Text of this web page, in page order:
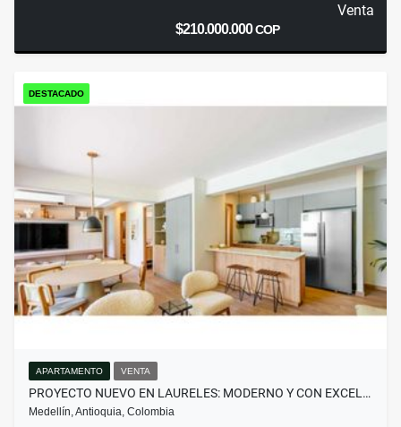
Venta
$210.000.000COP
DESTACADO
APARTAMENTO VENTA
PROYECTO NUEVO EN LAURELES: MODERNO Y CON EXCEL…
Medellín, Antioquia, Colombia